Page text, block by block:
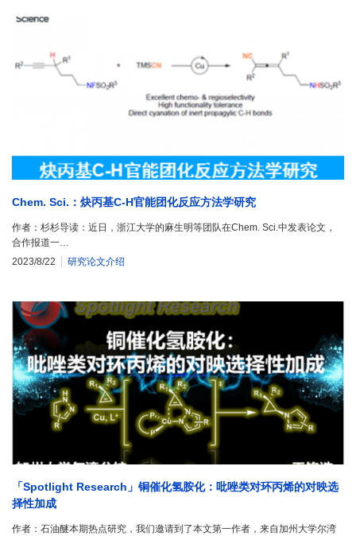
Chem. Sci.：炔丙基C-H官能团化反应方法学研究
作者：杉杉导读：近日，浙江大学的麻生明等团队在Chem. Sci.中发表论文，
合作报道一…
2023/8/22
研究论文介绍
「Spotlight Research」铜催化氢胺化：吡唑类对环丙烯的对映选
择性加成
作者：石油醚本期热点研究，我们邀请到了本文第一作者，来自加州大学尔湾